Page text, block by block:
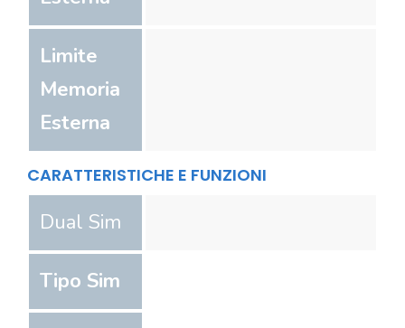
Limite
Memoria
Esterna
CARATTERISTICHE E FUNZIONI
Dual Sim
Tipo Sim